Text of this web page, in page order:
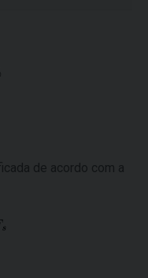
de acordo com a